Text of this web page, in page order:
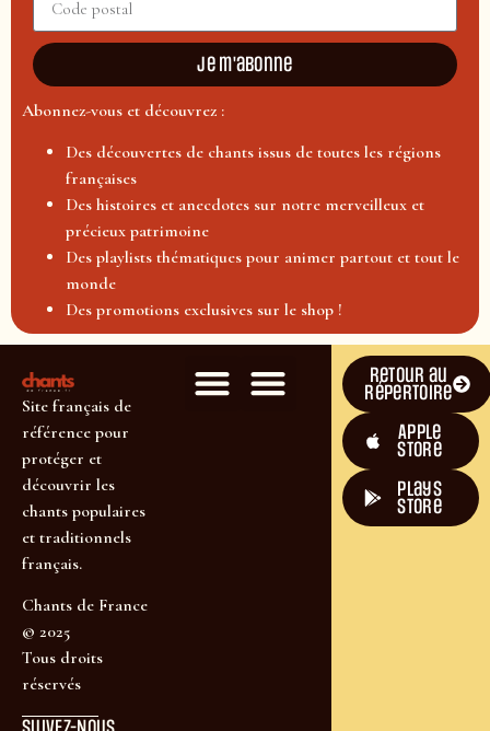
Je m'abonne
Abonnez-vous et découvrez :
Des découvertes de chants issus de toutes les régions
françaises
Des histoires et anecdotes sur notre merveilleux et
précieux patrimoine
Des playlists thématiques pour animer partout et tout le
monde
Des promotions exclusives sur le shop !
Site français de
référence pour
protéger et
découvrir les
chants populaires
et traditionnels
français.
Chants de France
© 2025
Tous droits
réservés
Retour au
répertoire
Apple
Store
plays
store